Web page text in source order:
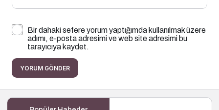
Bir dahaki sefere yorum yaptığımda kullanılmak üzere
adımı, e-posta adresimi ve web site adresimi bu
tarayıcıya kaydet.
YORUM GÖNDER